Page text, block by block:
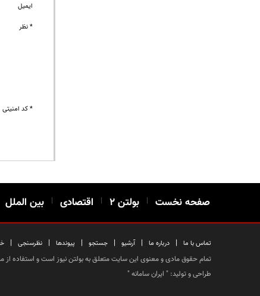
ایمیل
* نظر
* کد امنیتی
صفحه نخست | بولتن ۲ | اقتصادی | بین الملل
تماس با ما | درباره ما | آرشیو | جستجو | پیوندها | نظرسنجی |
تمام حقوق مادی و معنوی این سایت متعلق به بولتن نیوز است و استفاده از
طراحی و تولید: " ایران سامانه"